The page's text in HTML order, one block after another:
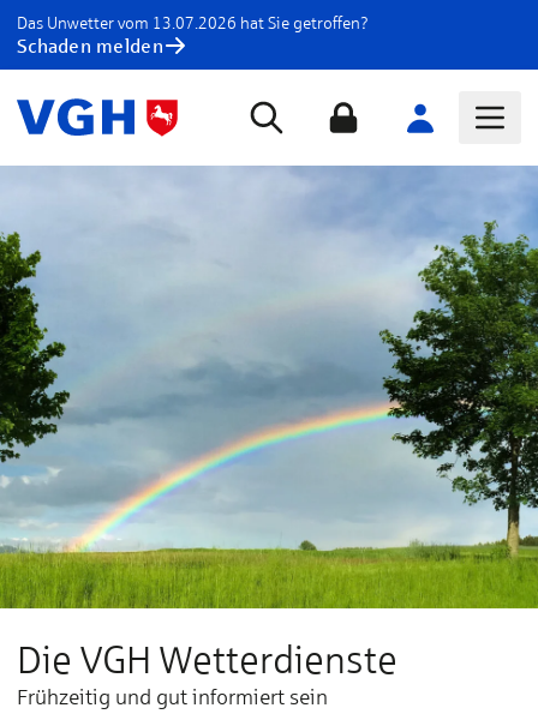
Das Unwetter vom 13.07.2026 hat Sie getroffen?
Schaden melden
Die VGH Wetterdienste
Frühzeitig und gut informiert sein